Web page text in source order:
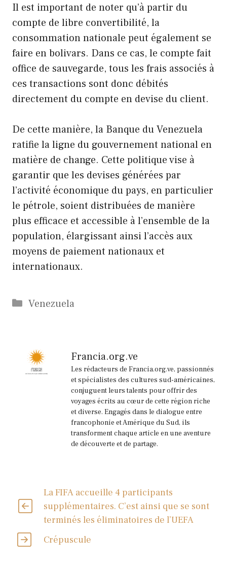
Il est important de noter qu’à partir du
compte de libre convertibilité, la
consommation nationale peut également se
faire en bolivars. Dans ce cas, le compte fait
office de sauvegarde, tous les frais associés à
ces transactions sont donc débités
directement du compte en devise du client.
De cette manière, la Banque du Venezuela
ratifie la ligne du gouvernement national en
matière de change. Cette politique vise à
garantir que les devises générées par
l’activité économique du pays, en particulier
le pétrole, soient distribuées de manière
plus efficace et accessible à l’ensemble de la
population, élargissant ainsi l’accès aux
moyens de paiement nationaux et
internationaux.
Catégories
Venezuela
Francia.org.ve
Les rédacteurs de Francia.org.ve, passionnés
et spécialistes des cultures sud-américaines,
conjuguent leurs talents pour offrir des
voyages écrits au cœur de cette région riche
et diverse. Engagés dans le dialogue entre
francophonie et Amérique du Sud, ils
transforment chaque article en une aventure
de découverte et de partage.
La FIFA accueille 4 participants
supplémentaires. C’est ainsi que se sont
terminés les éliminatoires de l’UEFA
Crépuscule